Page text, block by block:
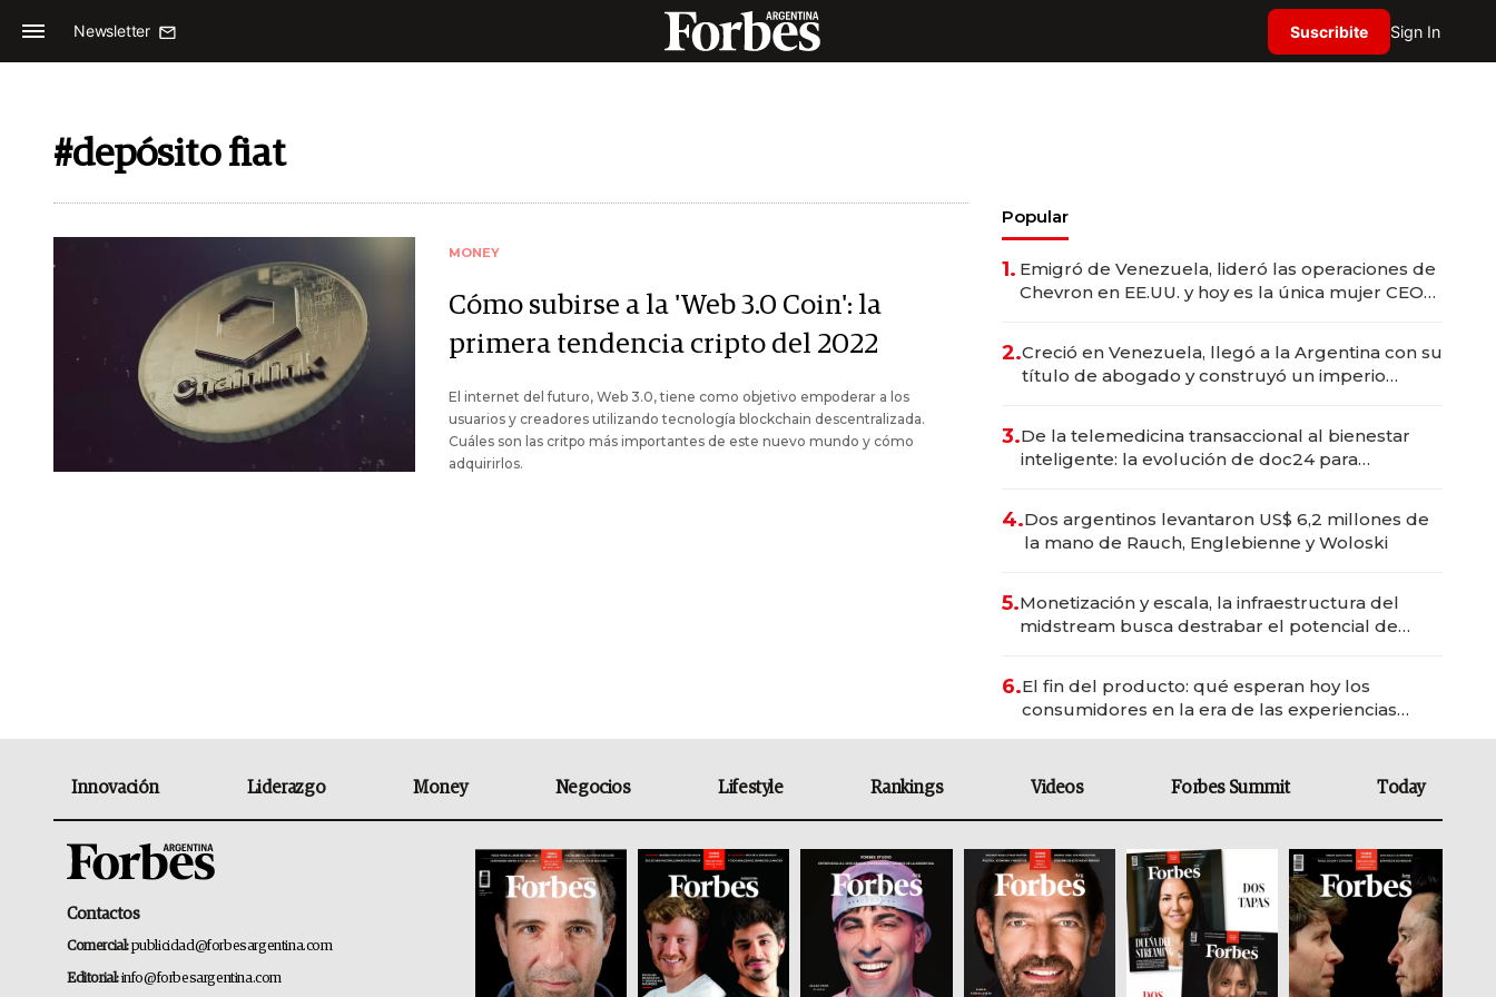
Newsletter Suscribite Sign In
#depósito fiat
MONEY
Cómo subirse a la 'Web 3.0 Coin': la
primera tendencia cripto del 2022
El internet del futuro, Web 3.0, tiene como objetivo empoderar a los
usuarios y creadores utilizando tecnología blockchain descentralizada.
Cuáles son las critpo más importantes de este nuevo mundo y cómo
adquirirlos.
Popular
1. Emigró de Venezuela, lideró las operaciones de
Chevron en EE.UU. y hoy es la única mujer CEO
2.Creció en Venezuela, llegó a la Argentina con su
título de abogado y construyó un imperio
3.De la telemedicina transaccional al bienestar
inteligente: la evolución de doc24 para
4.Dos argentinos levantaron US$ 6,2 millones de
la mano de Rauch, Englebienne y Woloski
5.Monetización y escala, la infraestructura del
midstream busca destrabar el potencial de
6.El fin del producto: qué esperan hoy los
consumidores en la era de las experiencias
Innovación Liderazgo Money Negocios Lifestyle Rankings Videos Forbes Summit Today
Contactos
Comercial:publicidad@forbesargentina.com
Editorial:info@forbesargentina.com